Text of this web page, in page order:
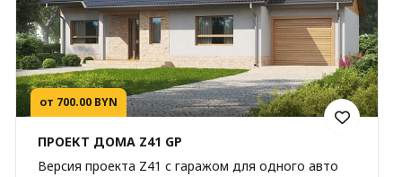
от 700.00 BYN
ПРОЕКТ ДОМА Z41 GP
Версия проекта Z41 с гаражом для одного авто